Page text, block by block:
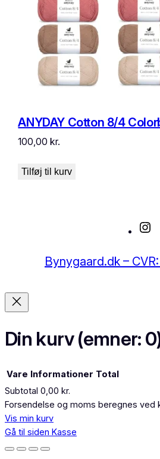
ANYDAY Cotton 8/4
100,00kr.
Tilføj til kurv
Bynygaard.dk –
Din kurv(emner:
Varer
i
indkøbskurv
Vare Informationer Total
Subtotal 0,00 kr.
Forsendelse og moms beregnes ved
Vis min kurv
Gå til siden Kasse